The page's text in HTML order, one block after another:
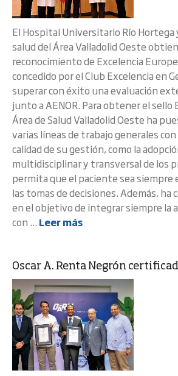
El Hospital Universitario Río Hortega
salud del Área Valladolid Oeste
reconocimiento de Excelencia
concedido por el Club Excelencia en
superar con éxito una evaluación
junto a AENOR. Para obtener el sello
Área de Salud Valladolid Oeste ha
varias líneas de trabajo generales
calidad de su gestión, como la
multidisciplinar y transversal de los
permita que el paciente sea siempre
las tomas de decisiones. Además, ha
en el objetivo de integrar siempre la
con ... Leer más
Oscar A. Renta Negrón